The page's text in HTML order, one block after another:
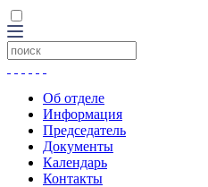
Об отделе
Информация
Председатель
Документы
Календарь
Контакты